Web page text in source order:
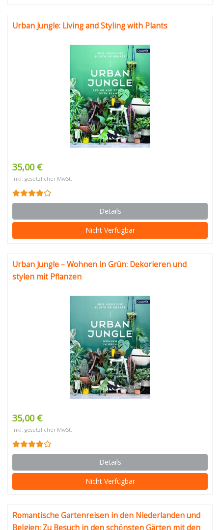
Urban Jungle: Living and Styling with Plants
35,00 €
inkl. gesetzlicher MwSt.
Details
Nicht Verfügbar
Urban Jungle – Wohnen in Grün: Dekorieren und
stylen mit Pflanzen
35,00 €
inkl. gesetzlicher MwSt.
Details
Nicht Verfügbar
Romantische Gartenreisen in den Niederlanden und
Belgien: Zu Besuch in den schönsten Gärten mit den